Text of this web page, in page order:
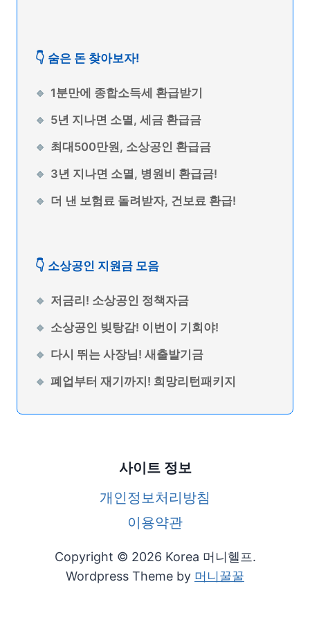
👇 숨은 돈 찾아보자!
1분만에 종합소득세 환급받기
5년 지나면 소멸, 세금 환급금
최대500만원, 소상공인 환급금
3년 지나면 소멸, 병원비 환급금!
더 낸 보험료 돌려받자, 건보료 환급!
👇 소상공인 지원금 모음
저금리! 소상공인 정책자금
소상공인 빚탕감! 이번이 기회야!
다시 뛰는 사장님! 새출발기금
폐업부터 재기까지! 희망리턴패키지
사이트 정보
개인정보처리방침
이용약관
Copyright © 2026 Korea 머니헬프.
Wordpress Theme by 머니꿀꿀